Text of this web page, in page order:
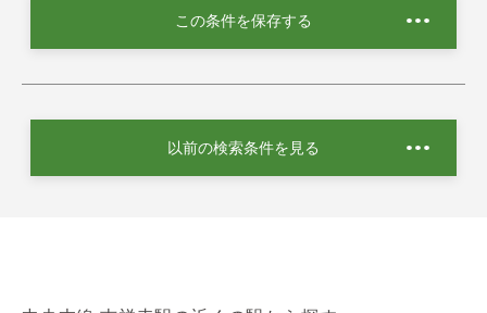
この条件を保存する
以前の検索条件を見る